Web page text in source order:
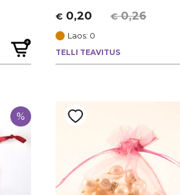
€0,26
Algne
hind
oli:
€ 0,26.
€ 0,20
Current
price
is:
€ 0,20.
Laos: 0
TELLI TEAVITUS
%